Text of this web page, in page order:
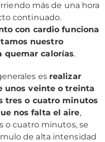
más de una hora
continuado.
con cardio funciona
nuestro
quemar calorías.
es realizar
unos veinte o treinta
tres o cuatro minutos
nos falta el aire,
o cuatro minutos, se
de alta intensidad